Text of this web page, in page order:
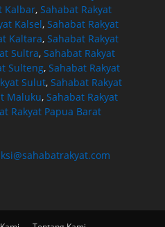
Kalbar,Sahabat Rakyat
Kalsel,Sahabat Rakyat
Kaltara,Sahabat Rakyat
Sultra, Sahabat Rakyat
Sulteng,Sahabat Rakyat
Sulut,Sahabat Rakyat
Maluku,Sahabat Rakyat
Rakyat Papua Barat